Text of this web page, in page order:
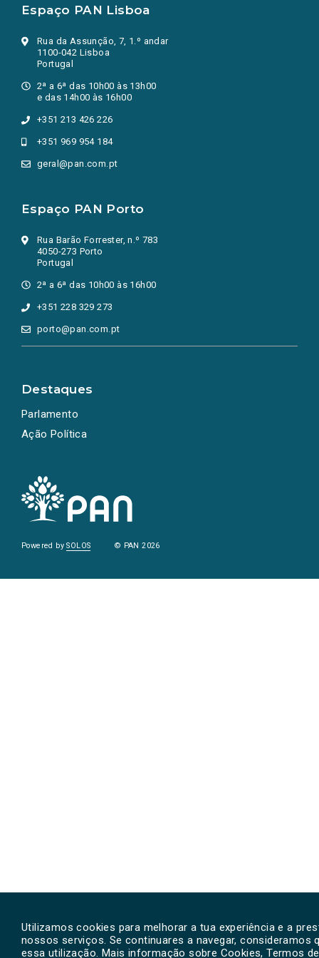
Utilizamos cookies para melhorar a tua experiência e a
nossos serviços. Se continuares a navegar, consideramos
essa utilização. Mais informação sobre Cookies, Termos
Espaço PAN Lisboa
Rua da Assunção, 7, 1.º andar
1100-042 Lisboa
Portugal
2ª a 6ª das 10h00 às 13h00
e das 14h00 às 16h00
+351 213 426 226
+351 969 954 184
geral@pan.com.pt
Espaço PAN Porto
Rua Barão Forrester, n.º 783
4050-273 Porto
Portugal
2ª a 6ª das 10h00 às 16h00
+351 228 329 273
porto@pan.com.pt
Destaques
Parlamento
Ação Política
Powered bySOLOS © PAN 2026